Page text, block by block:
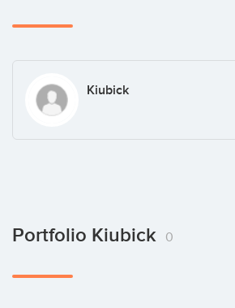
Kiubick
Portfolio Kiubick 0